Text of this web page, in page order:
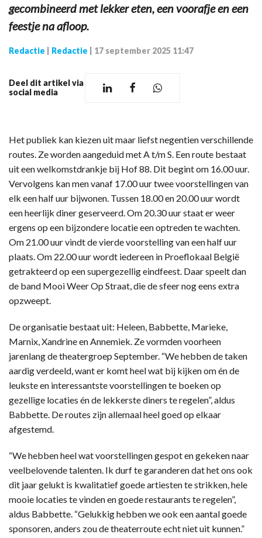
gecombineerd met lekker eten, een voorafje en een
feestje na afloop.
Redactie Redactie 17 september 2025 11:47
Deel dit artikel via
social media
Het publiek kan kiezen uit maar liefst negentien verschillende
routes. Ze worden aangeduid met A t/m S. Een route bestaat
uit een welkomstdrankje bij Hof 88. Dit begint om 16.00 uur.
Vervolgens kan men vanaf 17.00 uur twee voorstellingen van
elk een half uur bijwonen. Tussen 18.00 en 20.00 uur wordt
een heerlijk diner geserveerd. Om 20.30 uur staat er weer
ergens op een bijzondere locatie een optreden te wachten.
Om 21.00 uur vindt de vierde voorstelling van een half uur
plaats. Om 22.00 uur wordt iedereen in Proeflokaal België
getrakteerd op een supergezellig eindfeest. Daar speelt dan
de band Mooi Weer Op Straat, die de sfeer nog eens extra
opzweept.
De organisatie bestaat uit: Heleen, Babbette, Marieke,
Marnix, Xandrine en Annemiek. Ze vormden voorheen
jarenlang de theatergroep September. “We hebben de taken
aardig verdeeld, want er komt heel wat bij kijken om én de
leukste en interessantste voorstellingen te boeken op
gezellige locaties én de lekkerste diners te regelen”, aldus
Babbette. De routes zijn allemaal heel goed op elkaar
afgestemd.
“We hebben heel wat voorstellingen gespot en gekeken naar
veelbelovende talenten. Ik durf te garanderen dat het ons ook
dit jaar gelukt is kwalitatief goede artiesten te strikken, hele
mooie locaties te vinden en goede restaurants te regelen”,
aldus Babbette. “Gelukkig hebben we ook een aantal goede
sponsoren, anders zou de theaterroute echt niet uit kunnen.”